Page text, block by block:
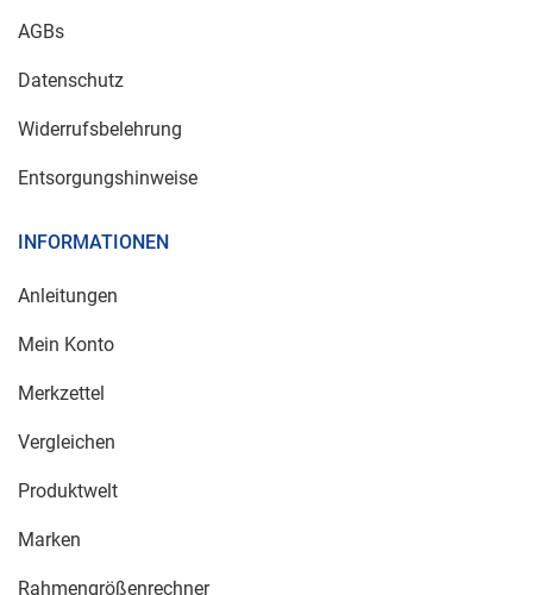
AGBs
Datenschutz
Widerrufsbelehrung
Entsorgungshinweise
INFORMATIONEN
Anleitungen
Mein Konto
Merkzettel
Vergleichen
Produktwelt
Marken
Rahmengrößenrechner